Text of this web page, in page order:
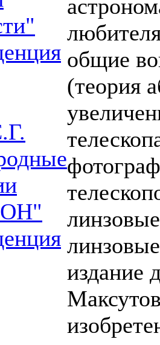
общие
(теория
издание